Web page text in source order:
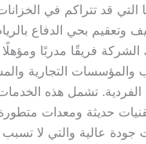
التي قد تتراكم في
وتعقيم بحي الدفاع
الشركة فريقًا مدربًا
والمؤسسات التجارية
تشمل هذه
حديثة ومعدات متطورة
عالية والتي لا